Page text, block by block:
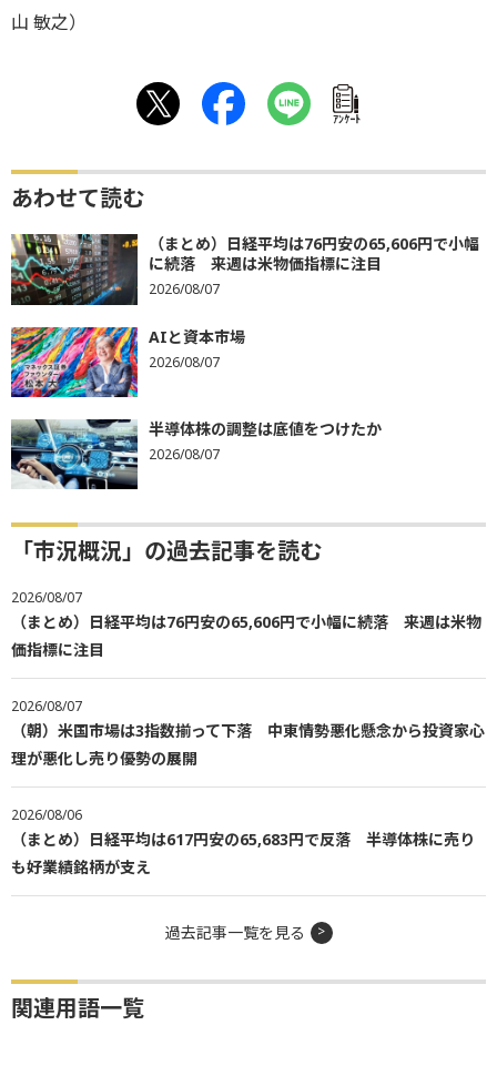
山 敏之）
ｱﾝｹｰﾄ
あわせて読む
（まとめ）日経平均は76円安の65,606円で小幅
に続落 来週は米物価指標に注目
2026/08/07
AIと資本市場
2026/08/07
半導体株の調整は底値をつけたか
2026/08/07
「市況概況」の過去記事を読む
2026/08/07
（まとめ）日経平均は76円安の65,606円で小幅に続落 来週は米物
価指標に注目
2026/08/07
（朝）米国市場は3指数揃って下落 中東情勢悪化懸念から投資家心
理が悪化し売り優勢の展開
2026/08/06
（まとめ）日経平均は617円安の65,683円で反落 半導体株に売り
も好業績銘柄が支え
過去記事一覧を見る
関連用語一覧